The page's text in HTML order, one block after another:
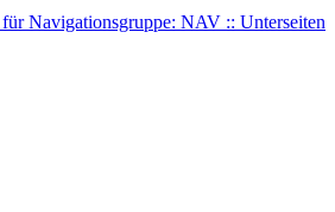
Navigationsgruppe: NAV :: Unterseiten